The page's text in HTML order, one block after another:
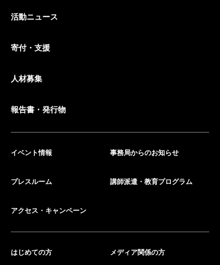
活動ニュース
寄付・支援
人材募集
報告書・発行物
イベント情報 事務局からのお知らせ
プレスルーム 講師派遣・教育プログラム
アクセス・キャンペーン
はじめての方 メディア関係の方